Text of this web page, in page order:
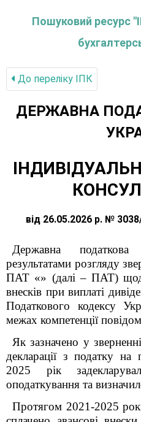
Пошуковий ресурс
До переліку IПК
ДЕРЖАВНА
від 26.05.2026 р. №
Державна
результатами
ПАТ «» (далі – ПАТ)
внесків при виплаті
Податкового кодексу
межах компетенції
Як зазначено у
декларації з податку на
2025 рік
оподаткування та
Протягом 2021-2025